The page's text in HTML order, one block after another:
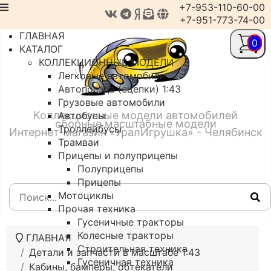
Коллекционные модели автомобилей
сборные масштабные модели
Интернет-магазин «УралИгрушка» - Челябинск
+7-953-110-60-00
+7-951-773-74-00
ГЛАВНАЯ
КАТАЛОГ
КОЛЛЕКЦИОННЫЕ МОДЕЛИ
Легковые автомобили
Автопоезда (сцепки) 1:43
Грузовые автомобили
Автобусы
Троллейбусы
Трамваи
Прицепы и полуприцепы
Полуприцепы
Прицепы
Мотоциклы
Прочая техника
Гусеничные тракторы
Колесные тракторы
Строительная техника
Гусеничная техника
ГЛАВНАЯ
Детали и запчасти в масштабе 1:43
Кабины, бамперы, обтекатели
0